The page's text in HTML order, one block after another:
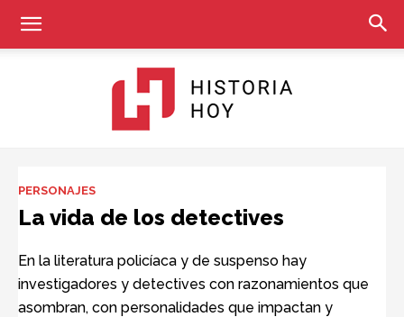
PERSONAJES
La vida de los detectives
En la literatura policíaca y de suspenso hay
investigadores y detectives con razonamientos que
asombran, con personalidades que impactan y